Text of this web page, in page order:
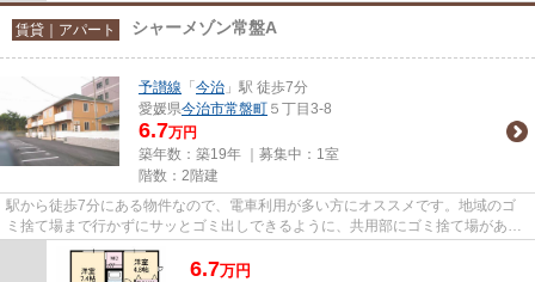
賃貸｜アパート シャーメゾン常盤A
予讃線 「 今治 」駅 徒歩7分
愛媛県今治市常盤町 ５丁目3-8
6.7万円
築年数：築19年 ｜募集中： 1室
階数：2階建
駅から徒歩7分にある物件なので、電車利用が多い方にオススメです。地域のゴ
ミ捨て場まで行かずにサッとゴミ出しできるように、共用部にゴミ捨て場があり
ます。こちらの物件はアパート...
6.7万円